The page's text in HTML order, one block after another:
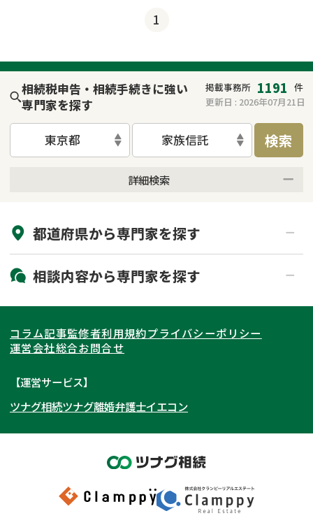
1
相続税申告・相続手続きに強い
専門家を探す
掲載事務所 1191 件
更新日 : 2026年07月21日
東京都 家族信託 検索
詳細検索
初回相談無料
土日祝の相談可能
都道府県から専門家を探す
北海道・東北
北海道 青森県
岩手県 宮城県
秋田県
福島県
関東
東京都 神奈川県
埼玉県
茨城県 群馬県
東海
愛知県
岐阜県 山梨県
関西
大阪府 京都府
奈良県
和歌山県
北陸・甲信越
石川県
富山県
岡山県
九州・沖縄
相談内容から専門家を探す
相続登記
遺産分割
相続手続き
家族信託
成年後見・任意後見
相続財産調査
不動産評価(相続不動産)
相続トラブル
コラム記事監修者利用規約プライバシーポリシー
運営会社総合お問合せ
【運営サービス】
ツナグ相続ツナグ離婚弁護士イエコン